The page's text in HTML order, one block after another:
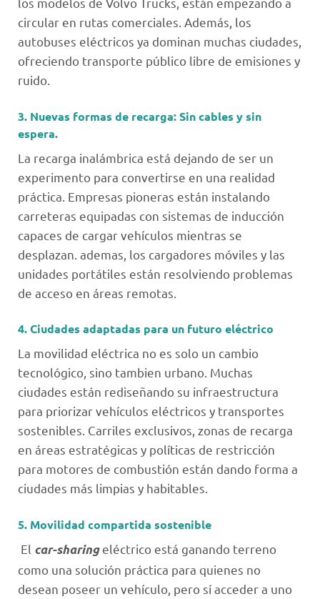
circular en rutas comerciales. Además, los
autobuses eléctricos ya dominan muchas ciudades,
ofreciendo transporte público libre de emisiones y
ruido.
3. Nuevas formas de recarga: Sin cables y sin
espera.
La recarga inalámbrica está dejando de ser un
experimento para convertirse en una realidad
práctica. Empresas pioneras están instalando
carreteras equipadas con sistemas de inducción
capaces de cargar vehículos mientras se
desplazan. ademas, los cargadores móviles y las
unidades portátiles están resolviendo problemas
de acceso en áreas remotas.
4. Ciudades adaptadas para un futuro eléctrico
La movilidad eléctrica no es solo un cambio
tecnológico, sino tambien urbano. Muchas
ciudades están rediseñando su infraestructura
para priorizar vehículos eléctricos y transportes
sostenibles. Carriles exclusivos, zonas de recarga
en áreas estratégicas y políticas de restricción
para motores de combustión están dando forma a
ciudades más limpias y habitables.
5. Movilidad compartida sostenible
El car-sharingeléctrico está ganando terreno
como una solución práctica para quienes no
desean poseer un vehículo, pero sí acceder a uno